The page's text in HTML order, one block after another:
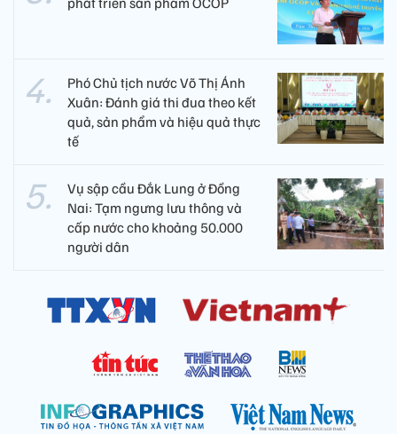
Phó Chủ tịch nước Võ Thị Ánh
Xuân: Đánh giá thi đua theo kết
quả, sản phẩm và hiệu quả thực
tế
Vụ sập cầu Đắk Lung ở Đồng
Nai: Tạm ngưng lưu thông và
cấp nước cho khoảng 50.000
người dân